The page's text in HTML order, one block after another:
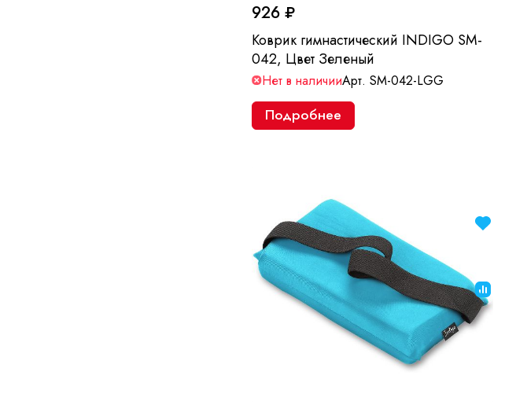
926 ₽
Коврик гимнастический INDIGO SM-
042, Цвет Зеленый
Нет в наличииАрт. SM-042-LGG
Подробнее